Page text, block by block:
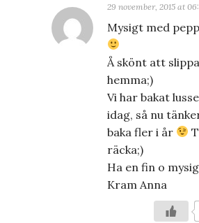
29 november, 2015 at
Mysigt med
Å skönt att
hemma;)
Vi har bakat
idag, så nu
baka fler i år
räcka;)
Ha en fin o
Kram Anna